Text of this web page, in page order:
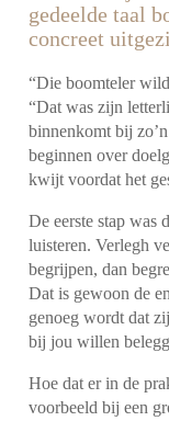
gedeelde taal
concreet
“Die boomteler
“Dat was zijn
binnenkomt bij
beginnen over
kwijt voordat het
De eerste stap was
luisteren. Verlegh
begrijpen, dan
Dat is gewoon de
genoeg wordt dat
bij jou willen
Hoe dat er in de
voorbeeld bij een